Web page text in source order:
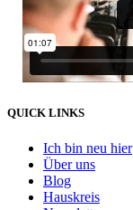
QUICK LINKS
Ich bin neu hier
Über uns
Blog
Hauskreis